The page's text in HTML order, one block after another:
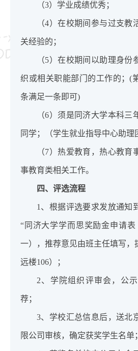
（3）学业成绩优秀；
（4）在校期间参与过支教
关经验的；
（5）在校期间以助理身份
织或相关职能部门的工作的；(
条满足一条即可)
（6）须是同济大学本科三
同学；（学生就业指导中心助理
（7）热爱教育，热心教育
事教育类相关工作。
四、评选流程
1、根据评选要求发放通知
“同济大学学而思奖励金申请
一），推荐意见由班主任填写，
远楼106）；
2、学院组织评审会，公
荐；
3、学校汇总信息后，送北
限公司审核，确定获奖学生名单；